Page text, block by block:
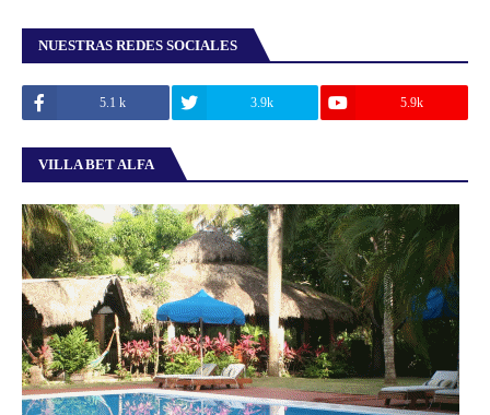
NUESTRAS REDES SOCIALES
5.1 k 3.9k 5.9k
VILLA BET ALFA